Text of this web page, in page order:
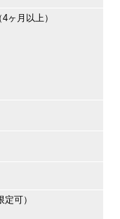
ヶ月以上）
可）